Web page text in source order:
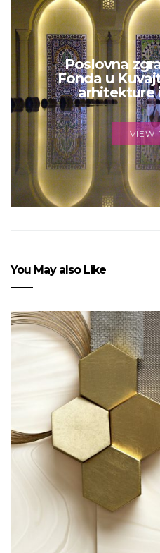
Poslovna
Fonda u
arhitekture
VIEW
You May also Like